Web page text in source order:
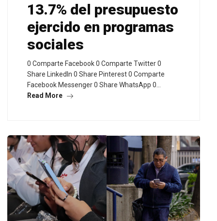
13.7% del presupuesto
ejercido en programas
sociales
0 Comparte Facebook 0 Comparte Twitter 0
Share LinkedIn 0 Share Pinterest 0 Comparte
Facebook Messenger 0 Share WhatsApp 0…
Read More